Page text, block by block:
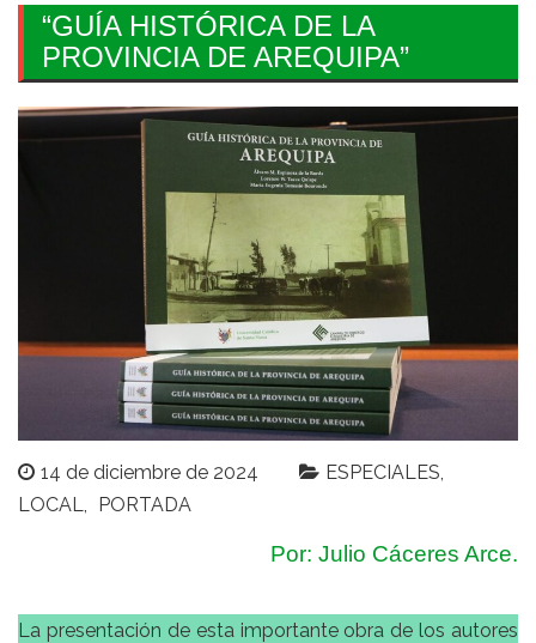
“GUÍA HISTÓRICA DE LA
PROVINCIA DE AREQUIPA”
14 de diciembre de 2024
ESPECIALES
LOCAL
PORTADA
Por: Julio Cáceres Arce.
La presentación de esta importante obra de los autores